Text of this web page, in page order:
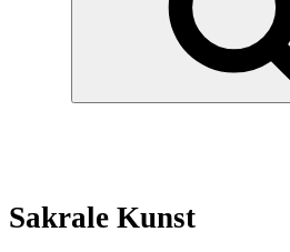
Sakrale Kunst